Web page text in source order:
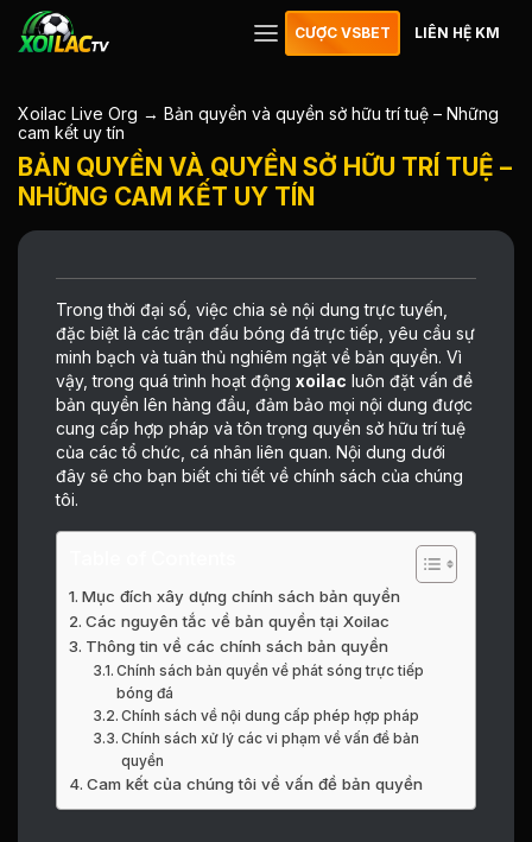
CƯỢC VSBET LIÊN HỆ KM
Xoilac Live Org → Bản quyền và quyền sở hữu trí tuệ – Những
cam kết uy tín
BẢN QUYỀN VÀ QUYỀN SỞ HỮU TRÍ TUỆ –
NHỮNG CAM KẾT UY TÍN
Trong thời đại số, việc chia sẻ nội dung trực tuyến,
đặc biệt là các trận đấu bóng đá trực tiếp, yêu cầu sự
minh bạch và tuân thủ nghiêm ngặt về bản quyền. Vì
vậy, trong quá trình hoạt động xoilac luôn đặt vấn đề
bản quyền lên hàng đầu, đảm bảo mọi nội dung được
cung cấp hợp pháp và tôn trọng quyền sở hữu trí tuệ
của các tổ chức, cá nhân liên quan. Nội dung dưới
đây sẽ cho bạn biết chi tiết về chính sách của chúng
tôi.
Mục đích xây dựng chính sách bản quyền
Các nguyên tắc về bản quyền tại Xoilac
Thông tin về các chính sách bản quyền
Chính sách bản quyền về phát sóng trực tiếp
bóng đá
Chính sách về nội dung cấp phép hợp pháp
Chính sách xử lý các vi phạm về vấn đề bản
quyền
Cam kết của chúng tôi về vấn đề bản quyền